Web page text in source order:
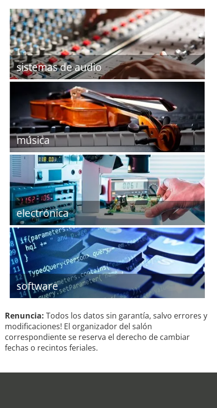
sistemas de audio
música
electrónica
software
Renuncia: Todos los datos sin garantía, salvo errores y
modificaciones! El organizador del salón
correspondiente se reserva el derecho de cambiar
fechas o recintos feriales.